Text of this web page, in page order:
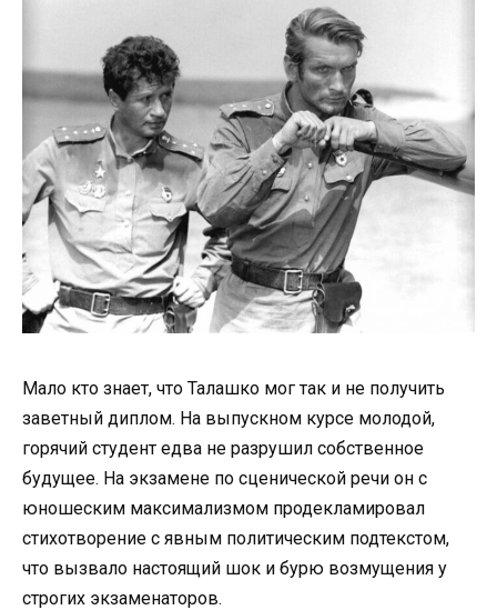
Мало кто знает, что Талашко мог так и не получить
заветный диплом. На выпускном курсе молодой,
горячий студент едва не разрушил собственное
будущее. На экзамене по сценической речи он с
юношеским максимализмом продекламировал
стихотворение с явным политическим подтекстом,
что вызвало настоящий шок и бурю возмущения у
строгих экзаменаторов.